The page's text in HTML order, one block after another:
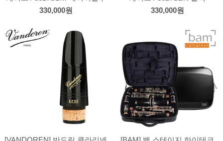
330,000원
330,000원